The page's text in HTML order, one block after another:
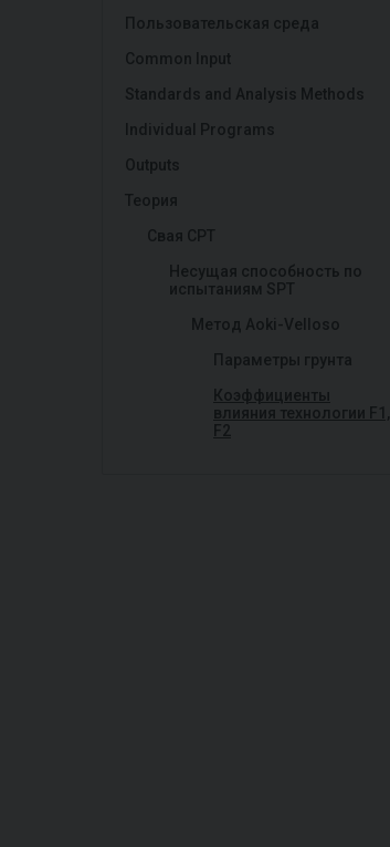
Пользовательская среда
Common Input
Standards and Analysis Methods
Individual Programs
Outputs
Теория
Свая CPT
Несущая способность по
испытаниям SPT
Метод Aoki-Velloso
Параметры грунта
Коэффициенты
влияния технологии F1,
F2